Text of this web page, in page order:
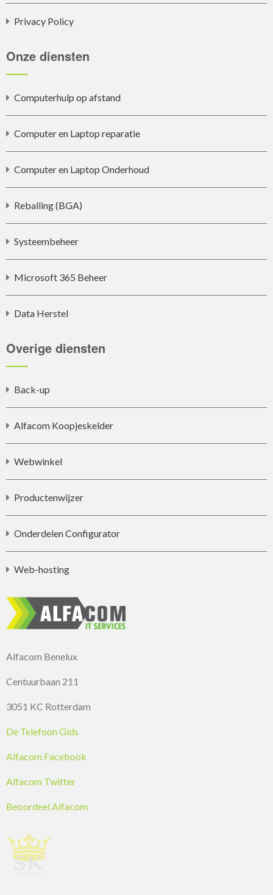
Privacy Policy
Onze diensten
Computerhulp op afstand
Computer en Laptop reparatie
Computer en Laptop Onderhoud
Reballing (BGA)
Systeembeheer
Microsoft 365 Beheer
Data Herstel
Overige diensten
Back-up
Alfacom Koopjeskelder
Webwinkel
Productenwijzer
Onderdelen Configurator
Web-hosting
Alfacom Benelux
Centuurbaan 211
3051 KC Rotterdam
De Telefoon Gids
Alfacom Facebook
Alfacom Twitter
Beoordeel Alfacom